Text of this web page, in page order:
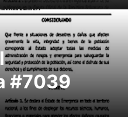
#7039